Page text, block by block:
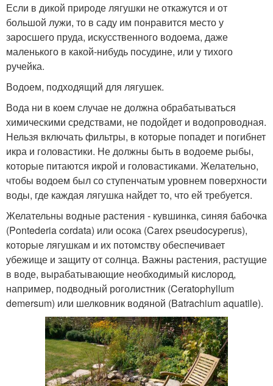
Если в дикой природе лягушки не откажутся и от
большой лужи, то в саду им понравится место у
заросшего пруда, искусственного водоема, даже
маленького в какой-нибудь посудине, или у тихого
ручейка.
Водоем, подходящий для лягушек.
Вода ни в коем случае не должна обрабатываться
химическими средствами, не подойдет и водопроводная.
Нельзя включать фильтры, в которые попадет и погибнет
икра и головастики. Не должны быть в водоеме рыбы,
которые питаются икрой и головастиками. Желательно,
чтобы водоем был со ступенчатым уровнем поверхности
воды, где каждая лягушка найдет то, что ей требуется.
Желательны водные растения - кувшинка, синяя бабочка
(Pontederia cordata) или осока (Carex pseudocyperus),
которые лягушкам и их потомству обеспечивает
убежище и защиту от солнца. Важны растения, растущие
в воде, вырабатывающие необходимый кислород,
например, подводный роголистник (Ceratophyllum
demersum) или шелковник водяной (Batrachium aquatile).